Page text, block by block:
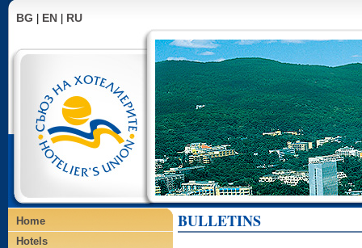
BG EN RU
Home
Hotels
BULLETINS